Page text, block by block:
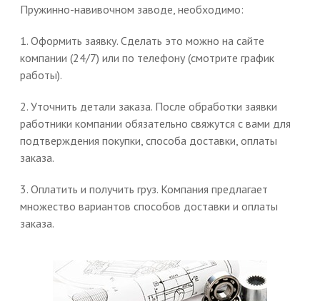
Пружинно-навивочном заводе, необходимо:
1. Оформить заявку. Сделать это можно на сайте
компании (24/7) или по телефону (смотрите график
работы).
2. Уточнить детали заказа. После обработки заявки
работники компании обязательно свяжутся с вами для
подтверждения покупки, способа доставки, оплаты
заказа.
3. Оплатить и получить груз. Компания предлагает
множество вариантов способов доставки и оплаты
заказа.